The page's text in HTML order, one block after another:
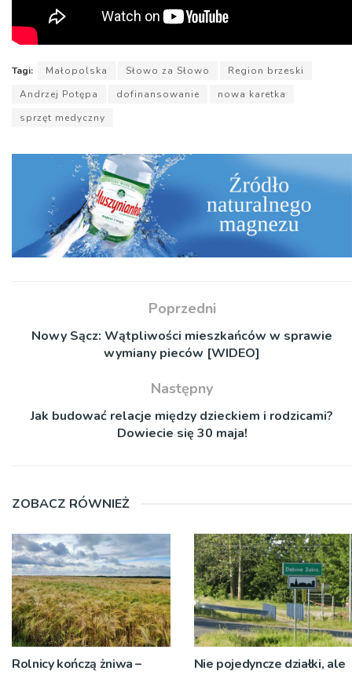
Tagi: Małopolska Słowo za Słowo
Region brzeski
Andrzej Potępa
dofinansowanie
nowa karetka
sprzęt medyczny
Poprzedni
Nowy Sącz: Wątpliwości mieszkańców w sprawie
wymiany pieców [WIDEO]
Następny
Jak budować relacje między dzieckiem i rodzicami?
Dowiecie się 30 maja!
ZOBACZ RÓWNIEŻ
Rolnicy kończą żniwa –
Nie pojedyncze działki, ale